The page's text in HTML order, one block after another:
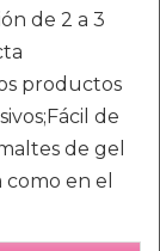
de 2 a 3
productos
de
de gel
en el